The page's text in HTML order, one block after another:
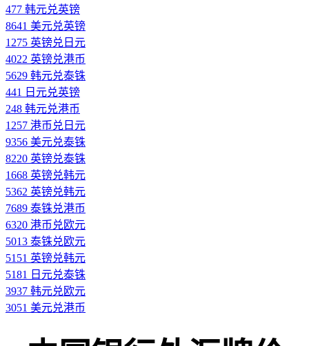
477 韩元兑英镑
8641 美元兑英镑
1275 英镑兑日元
4022 英镑兑港币
5629 韩元兑泰铢
441 日元兑英镑
248 韩元兑港币
1257 港币兑日元
9356 美元兑泰铢
8220 英镑兑泰铢
1668 英镑兑韩元
5362 英镑兑韩元
7689 泰铢兑港币
6320 港币兑欧元
5013 泰铢兑欧元
5151 英镑兑韩元
5181 日元兑泰铢
3937 韩元兑欧元
3051 美元兑港币